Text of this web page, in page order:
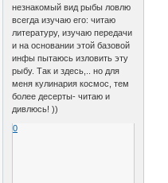
незнакомый вид рыбы ловлю
всегда изучаю его: читаю
литературу, изучаю передачи
и на основании этой базовой
инфы пытаюсь изловить эту
рыбу. Так и здесь,.. но для
меня кулинария космос, тем
более десерты- читаю и
дивлюсь! ))
0